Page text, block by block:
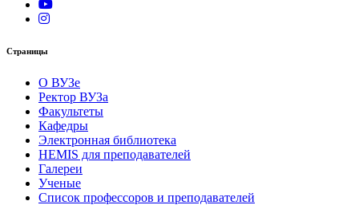
Страницы
О ВУЗе
Ректор ВУЗа
Факультеты
Кафедры
Электронная библиотека
HEMIS для преподавателей
Галереи
Ученые
Список профессоров и преподавателей